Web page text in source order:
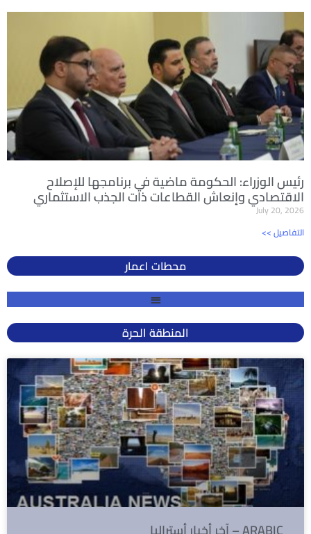
رئيس الوزراء: الحكومة ماضية في برنامجها للإصلاح
الاقتصادي وإنعاش القطاعات ذات الجذب الاستثماري
July 20, 2026
<< التفاصيل
محطات اعمار
المنطقة الحرة